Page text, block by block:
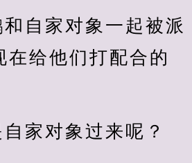
自家对象一起被派
在给他们打配合的
家对象过来呢？